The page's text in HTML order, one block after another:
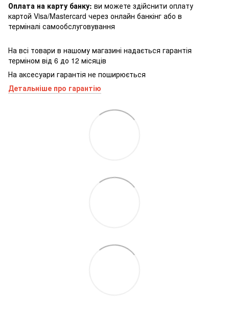
Оплата на карту банку: ви можете здійснити оплату
картой Visa/Mastercard через онлайн банкінг або в
терміналі самообслуговування
На всі товари в нашому магазині надається гарантія
терміном від 6 до 12 місяців
На аксесуари гарантія не поширюється
Детальніше про гарантію